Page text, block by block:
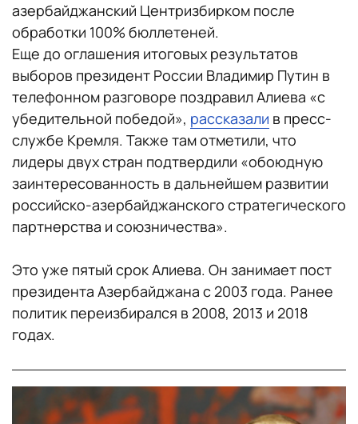
азербайджанский Центризбирком после
обработки 100% бюллетеней.
Еще до оглашения итоговых результатов
выборов президент России Владимир Путин в
телефонном разговоре поздравил Алиева «с
убедительной победой», рассказали в пресс-
службе Кремля. Также там отметили, что
лидеры двух стран подтвердили «обоюдную
заинтересованность в дальнейшем развитии
российско-азербайджанского стратегического
партнерства и союзничества».
Это уже пятый срок Алиева. Он занимает пост
президента Азербайджана с 2003 года. Ранее
политик переизбирался в 2008, 2013 и 2018
годах.